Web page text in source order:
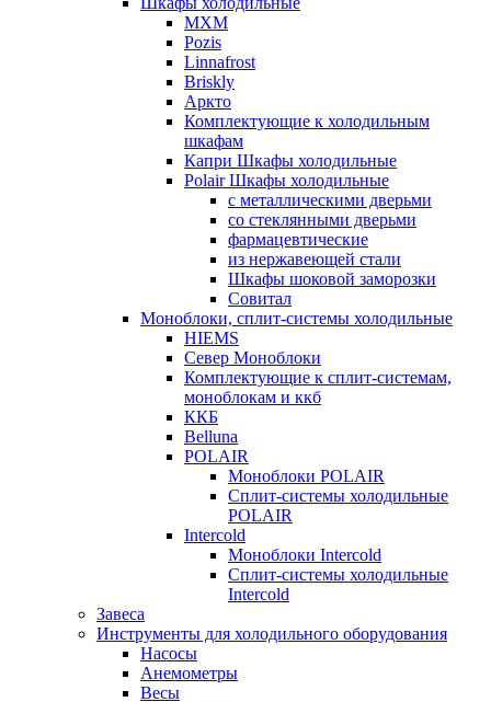
МХМ
Pozis
Linnafrost
Briskly
Аркто
Комплектующие к холодильным
шкафам
Капри Шкафы холодильные
Polair Шкафы холодильные
с металлическими дверьми
со стеклянными дверьми
фармацевтические
из нержавеющей стали
Шкафы шоковой заморозки
Совитал
Моноблоки, сплит-системы холодильные
HIEMS
Север Моноблоки
Комплектующие к сплит-системам,
моноблокам и ккб
ККБ
Belluna
POLAIR
Моноблоки POLAIR
Сплит-системы холодильные
POLAIR
Intercold
Моноблоки Intercold
Сплит-системы холодильные
Intercold
Завеса
Инструменты для холодильного оборудования
Насосы
Анемометры
Весы